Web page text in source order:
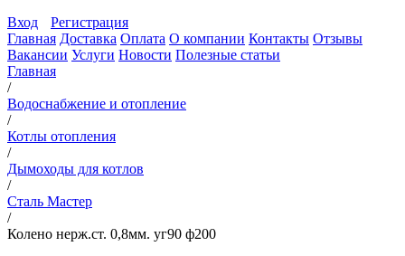
Вход
Регистрация
Главная Доставка Оплата О компании Контакты Отзывы
Вакансии Услуги Новости Полезные статьи
Главная
/
Водоснабжение и отопление
/
Котлы отопления
/
Дымоходы для котлов
/
Сталь Мастер
/
Колено нерж.ст. 0,8мм. уг90 ф200